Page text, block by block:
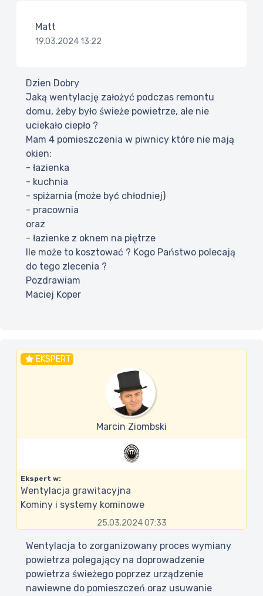
Matt
19.03.2024 13:22
Dzien Dobry
Jaką wentylację założyć podczas remontu
domu, żeby było świeże powietrze, ale nie
uciekało ciepło ?
Mam 4 pomieszczenia w piwnicy które nie mają
okien:
- łazienka
- kuchnia
- spiżarnia (może być chłodniej)
- pracownia
oraz
- łazienke z oknem na piętrze
Ile może to kosztować ? Kogo Państwo polecają
do tego zlecenia ?
Pozdrawiam
Maciej Koper
EKSPERT
Marcin Ziombski
Ekspert w:
Wentylacja grawitacyjna
Kominy i systemy kominowe
25.03.2024 07:33
Wentylacja to zorganizowany proces wymiany
powietrza polegający na doprowadzenie
powietrza świeżego poprzez urządzenie
nawiewne do pomieszczeń oraz usuwanie